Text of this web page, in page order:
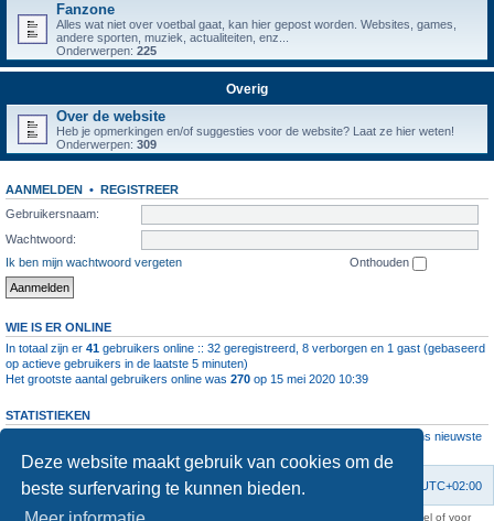
Deze website maakt gebruik van cookies om de
beste surfervaring te kunnen bieden.
Fanzone
Alles wat niet over voetbal gaat, kan hier gepost worden. Websites, games,
andere sporten, muziek, actualiteiten, enz...
Onderwerpen: 225
Overig
Over de website
Heb je opmerkingen en/of suggesties voor de website? Laat ze hier weten!
Onderwerpen: 309
AANMELDEN • REGISTREER
Gebruikersnaam:
Wachtwoord:
Ik ben mijn wachtwoord vergeten
Onthouden
WIE IS ER ONLINE
In totaal zijn er 41 gebruikers online :: 32 geregistreerd, 8 verborgen en 1 gast (gebaseerd
op actieve gebruikers in de laatste 5 minuten)
Het grootste aantal gebruikers online was 270 op 15 mei 2020 10:39
STATISTIEKEN
• Ons nieuwste
Forumoverzicht UTC+02:00
Verwijder cookies
Contact
KAA Gent kan nooit aansprakelijk worden gesteld voor om het even welk nadeel of voor